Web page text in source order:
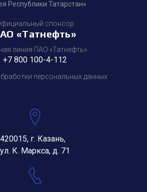
Республики Татарстан»
спонсор
«Татнефть»
линия ПАО «Татнефть»
+7 800 100-4-112
персональных данных
420015, г. Казань,
ул. К. Маркса, д. 71